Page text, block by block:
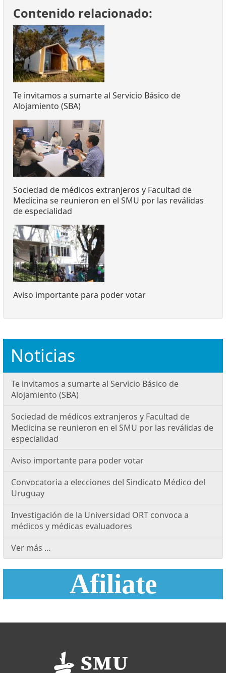
Contenido relacionado:
Te invitamos a sumarte al Servicio Básico de
Alojamiento (SBA)
Sociedad de médicos extranjeros y Facultad de
Medicina se reunieron en el SMU por las reválidas
de especialidad
Aviso importante para poder votar
Noticias
Te invitamos a sumarte al Servicio Básico de
Alojamiento (SBA)
Sociedad de médicos extranjeros y Facultad de
Medicina se reunieron en el SMU por las reválidas de
especialidad
Aviso importante para poder votar
Convocatoria a elecciones del Sindicato Médico del
Uruguay
Investigación de la Universidad ORT convoca a
médicos y médicas evaluadores
Ver más …
Afiliate